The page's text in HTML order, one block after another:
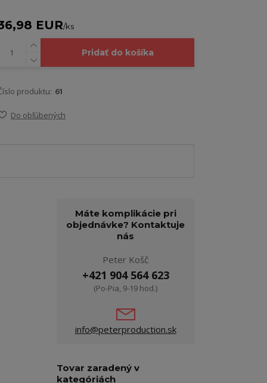
EUR/ks
Pridať do košíka
produktu: 61
Do obľúbených
Máte komplikácie pri
objednávke? Kontaktuje
nás
Peter Košč
+421 904 564 623
(Po-Pia, 9-19 hod.)
info@peterproduction.sk
Tovar zaradený v
kategóriách